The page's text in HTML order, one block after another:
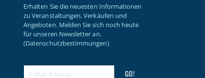
Erhalten Sie die neuesten Informationen
zu Veranstaltungen, Verkäufen und
Angeboten. Melden Sie sich noch heute
für unseren Newsletter an.
(Datenschutzbestimmungen)
GO!